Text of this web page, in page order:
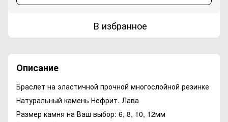
В избранное
Описание
Браслет на эластичной прочной многослойной резинке
Натуральный камень Нефрит. Лава
Размер камня на Ваш выбор: 6, 8, 10, 12мм